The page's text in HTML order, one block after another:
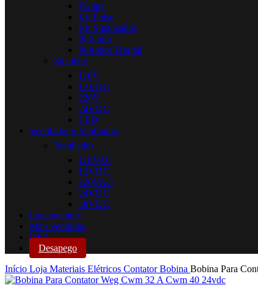
Flange
Kit Pulso
Kit Sinalizador
Pulsador
Pulsador Frontal
Sinaleiro
110V
12VDC
220V
24VDC
LED
Ventilador e Ventuinha
Ventilador
110VAC
12VDC
220VAC
24VDC
48VDC
Lançamentos
Mais vendidos
OFF
Desapego
Início Loja Materiais Elétricos ContatorBobina Bobina Para